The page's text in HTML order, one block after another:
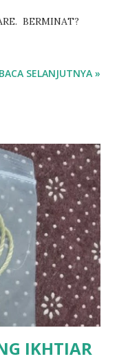
BERMINAT?
BACA SELANJUTNYA »
IKHTIAR